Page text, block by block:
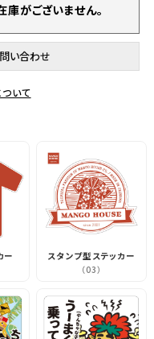
庫がございません。
い合わせ
いて
ー
スタンプ型ステッカー
（03）